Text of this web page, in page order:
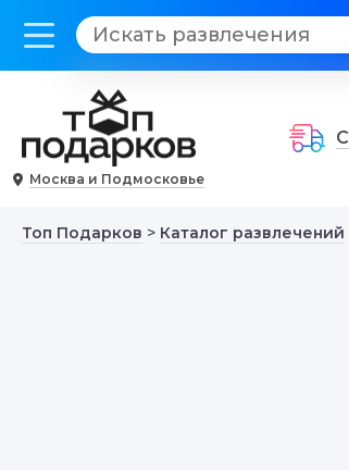
Москва и Подмосковье
Топ Подарков > Каталог развлечений